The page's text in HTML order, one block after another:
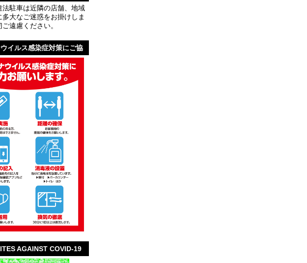
法駐車は近隣の店舗、地域
大なご迷惑をお掛けしま
遠慮ください。
イルス感染症対策にご協
す。
AGAINST COVID-19